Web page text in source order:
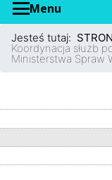
Menu
Jesteś tutaj:
Koordynacja służb
Ministerstwa Spraw